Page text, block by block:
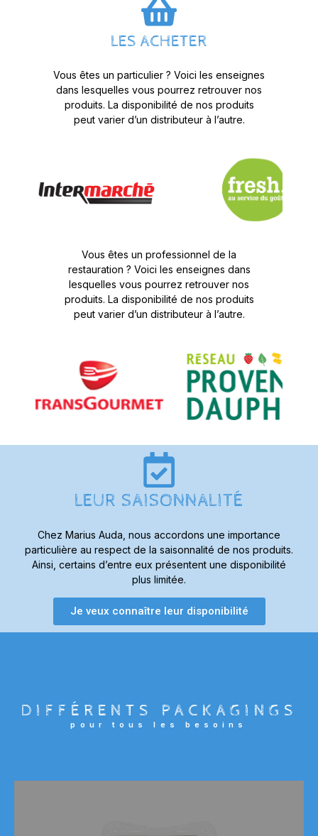
LES ACHETER
Vous êtes un particulier ? Voici les enseignes
dans lesquelles vous pourrez retrouver nos
produits. La disponibilité de nos produits
peut varier d’un distributeur à l’autre.
Vous êtes un professionnel de la
restauration ? Voici les enseignes dans
lesquelles vous pourrez retrouver nos
produits. La disponibilité de nos produits
peut varier d’un distributeur à l’autre.
LEUR SAISONNALITÉ
Chez Marius Auda, nous accordons une importance
particulière au respect de la saisonnalité de nos produits.
Ainsi, certains d’entre eux présentent une disponibilité
plus limitée.
Je veux connaître leur disponibilité
DIFFÉRENTS PACKAGINGS
pour tous les besoins